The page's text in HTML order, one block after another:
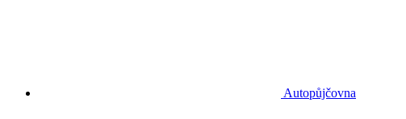
Autopůjčovna